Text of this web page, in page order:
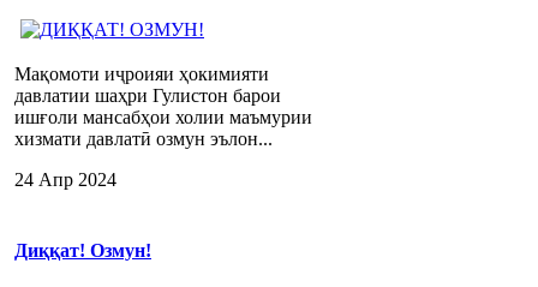
Мақомоти иҷроияи ҳокимияти
давлатии шаҳри Гулистон барои
ишғоли мансабҳои холии маъмурии
хизмати давлатӣ озмун эълон...
24 Апр 2024
Диққат! Озмун!